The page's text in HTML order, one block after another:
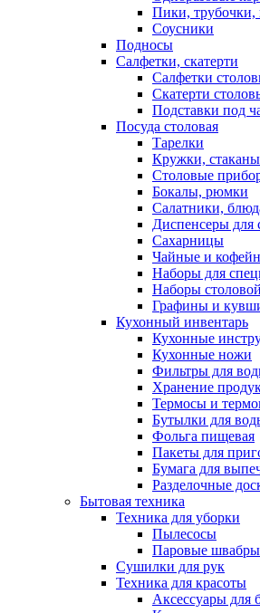
Пики,
Соусники
Подносы
Салфетки, скатерти
Салфетки
Скатерти
Подставки под
Посуда столовая
Тарелки
Кружки, стаканы
Столовые
Бокалы, рюмки
Салатники,
Диспенсеры для
Сахарницы
Чайные и
Наборы для
Наборы
Графины и
Кухонный инвентарь
Кухонные
Кухонные ножи
Фильтры для
Хранение
Термосы и
Бутылки для
Фольга пищевая
Пакеты для
Бумага для
Разделочные
Бытовая техника
Техника для уборки
Пылесосы
Паровые
Сушилки для рук
Техника для красоты
Аксессуары для